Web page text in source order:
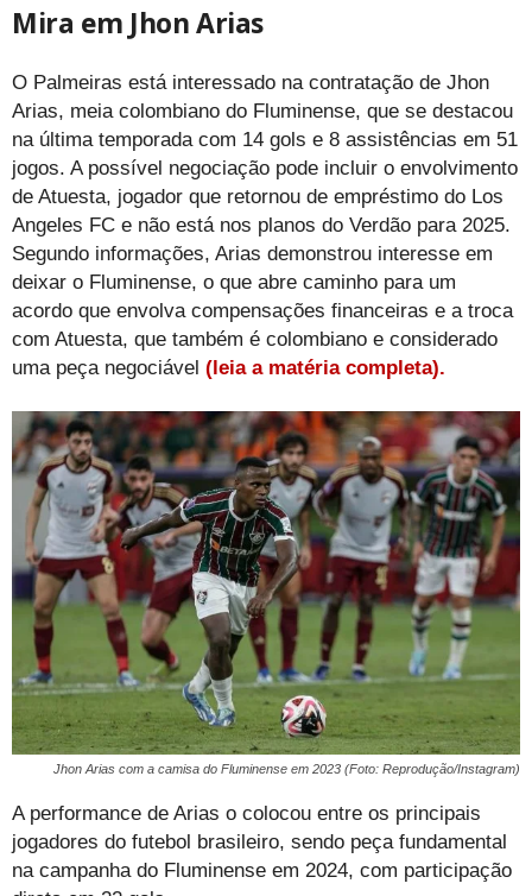
Mira em Jhon Arias
O Palmeiras está interessado na contratação de Jhon
Arias, meia colombiano do Fluminense, que se destacou
na última temporada com 14 gols e 8 assistências em 51
jogos. A possível negociação pode incluir o envolvimento
de Atuesta, jogador que retornou de empréstimo do Los
Angeles FC e não está nos planos do Verdão para 2025.
Segundo informações, Arias demonstrou interesse em
deixar o Fluminense, o que abre caminho para um
acordo que envolva compensações financeiras e a troca
com Atuesta, que também é colombiano e considerado
uma peça negociável (leia a matéria completa).
Jhon Arias com a camisa do Fluminense em 2023 (Foto: Reprodução/Instagram)
A performance de Arias o colocou entre os principais
jogadores do futebol brasileiro, sendo peça fundamental
na campanha do Fluminense em 2024, com participação